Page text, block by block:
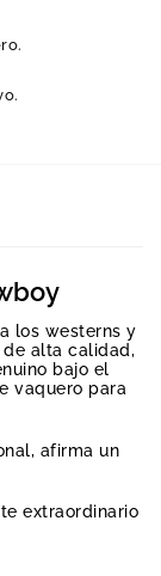
los westerns y
de alta calidad,
bajo el
vaquero para
afirma un
extraordinario